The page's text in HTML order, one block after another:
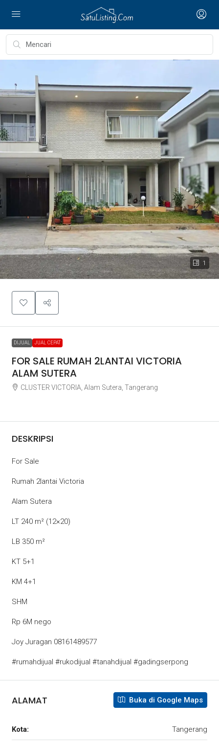
1
DIJUAL JUAL CEPAT
FOR SALE RUMAH 2LANTAI VICTORIA
ALAM SUTERA
CLUSTER VICTORIA, Alam Sutera, Tangerang
DESKRIPSI
For Sale
Rumah 2lantai Victoria
Alam Sutera
LT 240 m² (12×20)
LB 350 m²
KT 5+1
KM 4+1
SHM
Rp 6M nego
Joy Juragan 08161489577
#rumahdijual #rukodijual #tanahdijual #gadingserpong
ALAMAT Buka di Google Maps
Kota: Tangerang